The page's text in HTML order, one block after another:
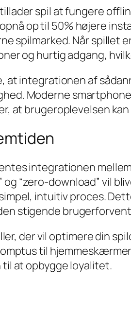
spil at fungere
op til 50% højere
spilmarked. Når spillet
og hurtig adgang,
at integrationen af
Moderne
at brugeroplevelsen
integrationen
og “zero-download” vil
intuitiv proces.
stigende
der vil optimere din
til
at opbygge loyalitet.